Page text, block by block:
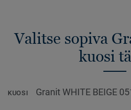
Valitse sopiva
kuosi
KUOSI Granit WHITE BEIGE